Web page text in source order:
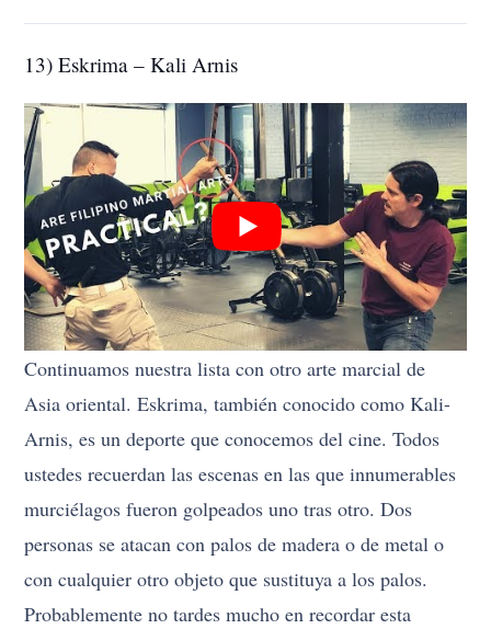
13) Eskrima – Kali Arnis
Continuamos nuestra lista con otro arte marcial de
Asia oriental. Eskrima, también conocido como Kali-
Arnis, es un deporte que conocemos del cine. Todos
ustedes recuerdan las escenas en las que innumerables
murciélagos fueron golpeados uno tras otro. Dos
personas se atacan con palos de madera o de metal o
con cualquier otro objeto que sustituya a los palos.
Probablemente no tardes mucho en recordar esta